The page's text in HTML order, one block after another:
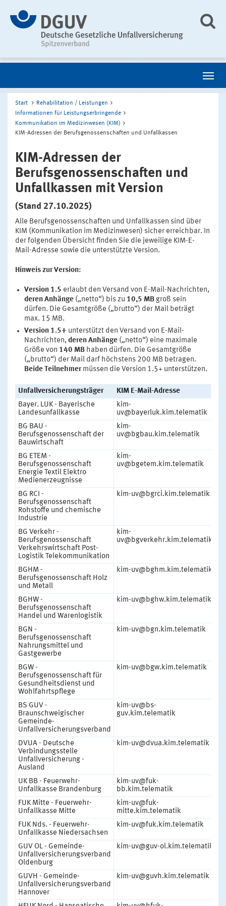
Start
Rehabilitation / Leistungen
Informationen für Leistungserbringende
Kommunikation im Medizinwesen (KIM)
KIM-Adressen der Berufsgenossenschaften und Unfallkassen
KIM-Adressen der
Berufsgenossenschaften und
Unfallkassen mit Version
(Stand 27.10.2025)
Alle Berufsgenossenschaften und Unfallkassen sind über
KIM (Kommunikation im Medizinwesen) sicher erreichbar. In
der folgenden Übersicht finden Sie die jeweilige KIM-E-
Mail-Adresse sowie die unterstützte Version.
Hinweis zur Version:
Version 1.5 erlaubt den Versand von E-Mail-Nachrichten,
deren Anhänge(„netto“) bis zu 10,5 MBgroß sein
dürfen. Die Gesamtgröße („brutto“) der Mail beträgt
max. 15 MB.
Version 1.5+ unterstützt den Versand von E-Mail-
Nachrichten, deren Anhänge(„netto“) eine maximale
Größe von 140 MBhaben dürfen. Die Gesamtgröße
(„brutto“) der Mail darf höchstens 200 MB betragen.
Beide Teilnehmermüssen die Version 1.5+ unterstützen.
Unfallversicherungsträger KIM E-Mail-Adresse
Bayer. LUK - Bayerische
Landesunfallkasse
kim-
uv@bayerluk.kim.telematik
BG BAU -
Berufsgenossenschaft der
Bauwirtschaft
kim-
uv@bgbau.kim.telematik
BG ETEM -
Berufsgenossenschaft
Energie Textil Elektro
Medienerzeugnisse
kim-
uv@bgetem.kim.telematik
BG RCI -
Berufsgenossenschaft
Rohstoffe und chemische
Industrie
kim-uv@bgrci.kim.telematik
BG Verkehr -
Berufsgenossenschaft
Verkehrswirtschaft Post-
Logistik Telekommunikation
kim-
uv@bgverkehr.kim.telematik
BGHM -
Berufsgenossenschaft Holz
und Metall
kim-uv@bghm.kim.telematik
BGHW -
Berufsgenossenschaft
Handel und Warenlogistik
kim-uv@bghw.kim.telematik
BGN -
Berufsgenossenschaft
Nahrungsmittel und
Gastgewerbe
kim-uv@bgn.kim.telematik
BGW -
Berufsgenossenschaft für
Gesundheitsdienst und
Wohlfahrtspflege
kim-uv@bgw.kim.telematik
BS GUV -
Braunschweigischer
Gemeinde-
Unfallversicherungsverband
kim-uv@bs-
guv.kim.telematik
DVUA - Deutsche
Verbindungsstelle
Unfallversicherung -
Ausland
kim-uv@dvua.kim.telematik
UK BB - Feuerwehr-
Unfallkasse Brandenburg
kim-uv@fuk-
bb.kim.telematik
FUK Mitte - Feuerwehr-
Unfallkasse Mitte
kim-uv@fuk-
mitte.kim.telematik
FUK Nds. - Feuerwehr-
Unfallkasse Niedersachsen
kim-uv@fuk.kim.telematik
GUV OL - Gemeinde-
Unfallversicherungsverband
Oldenburg
kim-uv@guv-ol.kim.telematik
GUVH - Gemeinde-
Unfallversicherungsverband
Hannover
kim-uv@guvh.kim.telematik